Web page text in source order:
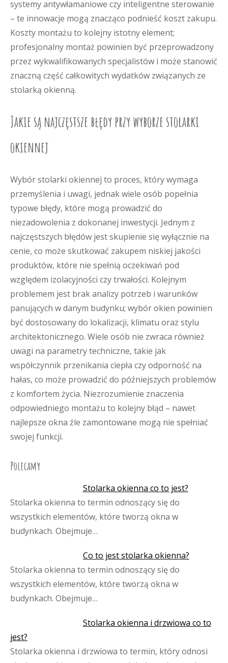
systemy antywłamaniowe czy inteligentne sterowanie
– te innowacje mogą znacząco podnieść koszt zakupu.
Koszty montażu to kolejny istotny element;
profesjonalny montaż powinien być przeprowadzony
przez wykwalifikowanych specjalistów i może stanowić
znaczną część całkowitych wydatków związanych ze
stolarką okienną.
Jakie są najczęstsze błędy przy wyborze stolarki
okiennej
Wybór stolarki okiennej to proces, który wymaga
przemyślenia i uwagi, jednak wiele osób popełnia
typowe błędy, które mogą prowadzić do
niezadowolenia z dokonanej inwestycji. Jednym z
najczęstszych błędów jest skupienie się wyłącznie na
cenie, co może skutkować zakupem niskiej jakości
produktów, które nie spełnią oczekiwań pod
względem izolacyjności czy trwałości. Kolejnym
problemem jest brak analizy potrzeb i warunków
panujących w danym budynku; wybór okien powinien
być dostosowany do lokalizacji, klimatu oraz stylu
architektonicznego. Wiele osób nie zwraca również
uwagi na parametry techniczne, takie jak
współczynnik przenikania ciepła czy odporność na
hałas, co może prowadzić do późniejszych problemów
z komfortem życia. Niezrozumienie znaczenia
odpowiedniego montażu to kolejny błąd – nawet
najlepsze okna źle zamontowane mogą nie spełniać
swojej funkcji.
Polecamy
Stolarka okienna co to jest?
Stolarka okienna to termin odnoszący się do
wszystkich elementów, które tworzą okna w
budynkach. Obejmuje…
Co to jest stolarka okienna?
Stolarka okienna to termin odnoszący się do
wszystkich elementów, które tworzą okna w
budynkach. Obejmuje…
Stolarka okienna i drzwiowa co to
jest?
Stolarka okienna i drzwiowa to termin, który odnosi